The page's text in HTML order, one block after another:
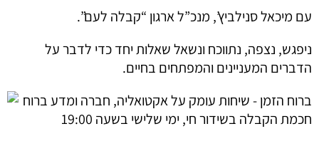
עם מיכאל סנילביץ’, מנכ”ל ארגון “קבלה לעם”.
ניפגש, נצפה, נתווכח ונשאל שאלות יחד כדי לדבר על
הדברים המעניינים והמפתחים בחיים.